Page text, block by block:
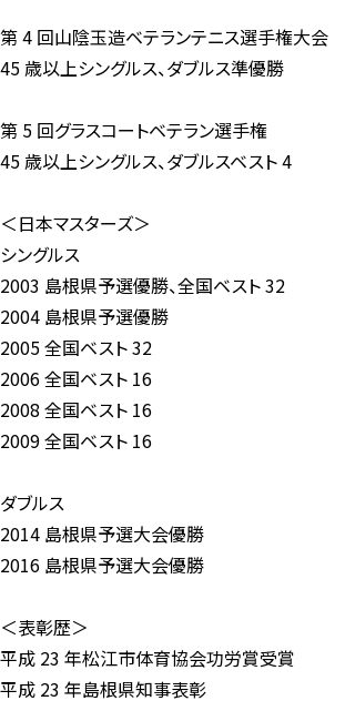
第 4 回山陰玉造ベテランテニス選手権大会
45 歳以上シングルス、ダブルス準優勝
第 5 回グラスコートベテラン選手権
45 歳以上シングルス、ダブルスベスト 4
＜日本マスターズ＞
シングルス
2003 島根県予選優勝、全国ベスト 32
2004 島根県予選優勝
2005 全国ベスト 32
2006 全国ベスト 16
2008 全国ベスト 16
2009 全国ベスト 16
ダブルス
2014 島根県予選大会優勝
2016 島根県予選大会優勝
＜表彰歴＞
平成 23 年松江市体育協会功労賞受賞
平成 23 年島根県知事表彰